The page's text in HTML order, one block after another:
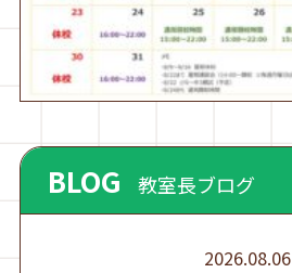
BLOG 教室長ブログ
2026.08.06